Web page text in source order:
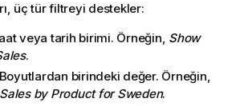
üç tür filtreyi destekler:
veya tarih birimi. Örneğin, Show
.
birindeki değer. Örneğin,
by Product for Sweden.